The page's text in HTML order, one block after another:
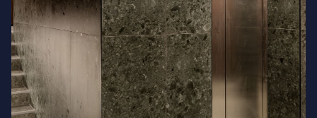
дитинству прямо біля будинку.
Якісні матеріали та витонченість дизайну
Естетичне задоволення та спокій
резидентів забезпечать вентильований
фасад з оздобленням комбінації
італійського керамограніту Panaria